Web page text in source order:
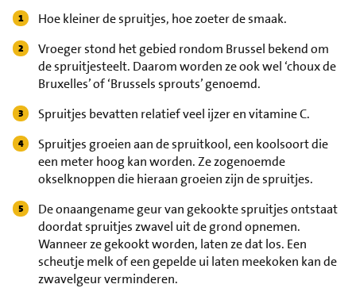
Hoe kleiner de spruitjes, hoe zoeter de smaak.
Vroeger stond het gebied rondom Brussel bekend om
de spruitjesteelt. Daarom worden ze ook wel ‘choux de
Bruxelles’ of ‘Brussels sprouts’ genoemd.
Spruitjes bevatten relatief veel ijzer en vitamine C.
Spruitjes groeien aan de spruitkool, een koolsoort die
een meter hoog kan worden. Ze zogenoemde
okselknoppen die hieraan groeien zijn de spruitjes.
De onaangename geur van gekookte spruitjes ontstaat
doordat spruitjes zwavel uit de grond opnemen.
Wanneer ze gekookt worden, laten ze dat los. Een
scheutje melk of een gepelde ui laten meekoken kan de
zwavelgeur verminderen.